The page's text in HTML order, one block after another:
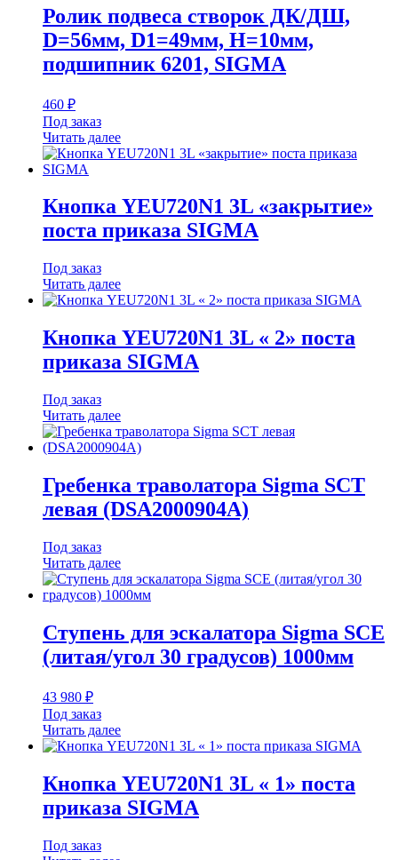
Ролик подвеса створок ДК/ДШ,
D=56мм, D1=49мм, H=10мм,
подшипник 6201, SIGMA
460 ₽
Под заказ
Читать далее
Кнопка YEU720N1 3L «закрытие»
поста приказа SIGMA
Под заказ
Читать далее
Кнопка YEU720N1 3L « 2» поста
приказа SIGMA
Под заказ
Читать далее
Гребенка траволатора Sigma SCT
левая (DSA2000904A)
Под заказ
Читать далее
Ступень для эскалатора Sigma SCE
(литая/угол 30 градусов) 1000мм
43 980 ₽
Под заказ
Читать далее
Кнопка YEU720N1 3L « 1» поста
приказа SIGMA
Под заказ